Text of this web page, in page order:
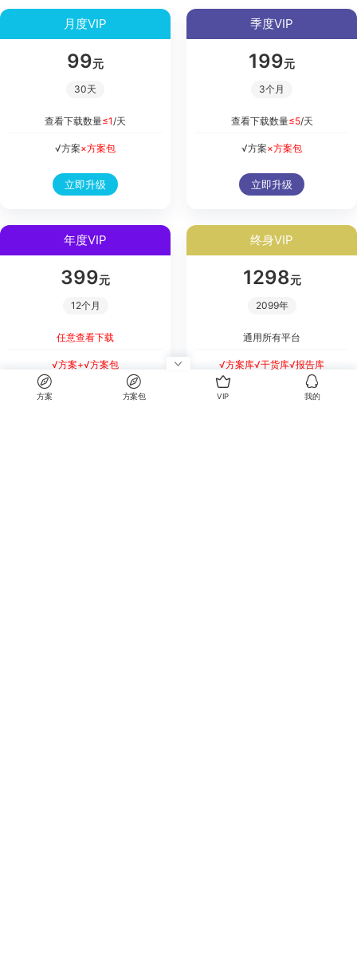
月度VIP
99元
30天
查看下载数量≤1/天
√方案×方案包
立即升级
季度VIP
199元
3个月
查看下载数量≤5/天
√方案×方案包
立即升级
年度VIP
399元
12个月
任意查看下载
√方案+√方案包
终身VIP
1298元
2099年
通用所有平台
√方案库√干货库√报告库
方案 方案包 VIP 我的